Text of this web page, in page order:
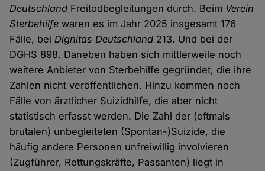
Deutschland Freitodbegleitungen durch. Beim Verein
Sterbehilfe waren es im Jahr 2025 insgesamt 176
Fälle, beiDignitas Deutschland 213. Und bei der
DGHS 898. Daneben haben sich mittlerweile noch
weitere Anbieter von Sterbehilfe gegründet, die ihre
Zahlen nicht veröffentlichen. Hinzu kommen noch
Fälle von ärztlicher Suizidhilfe, die aber nicht
statistisch erfasst werden. Die Zahl der (oftmals
brutalen) unbegleiteten (Spontan-)Suizide, die
häufig andere Personen unfreiwillig involvieren
(Zugführer, Rettungskräfte, Passanten) liegt in